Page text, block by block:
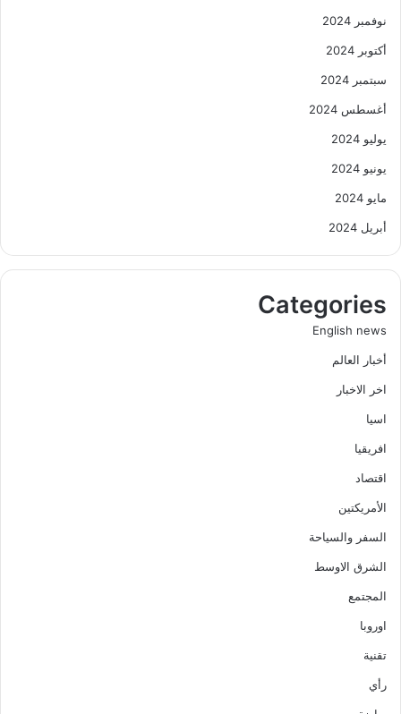
نوفمبر 2024
أكتوبر 2024
سبتمبر 2024
أغسطس 2024
يوليو 2024
يونيو 2024
مايو 2024
أبريل 2024
Categories
English news
أخبار العالم
اخر الاخبار
اسيا
افريقيا
اقتصاد
الأمريكتين
السفر والسياحة
الشرق الاوسط
المجتمع
اوروبا
تقنية
رأي